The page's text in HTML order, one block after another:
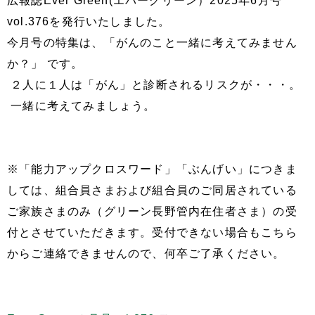
vol.376を発行いたしました。
今月号の特集は、「がんのこと一緒に考えてみません
か？」 です。
２人に１人は「がん」と診断されるリスクが・・・。
一緒に考えてみましょう。
※「能力アップクロスワード」「ぶんげい」につきま
しては、組合員さまおよび組合員のご同居されている
ご家族さまのみ（グリーン長野管内在住者さま）の受
付とさせていただきます。受付できない場合もこちら
からご連絡できませんので、何卒ご了承ください。